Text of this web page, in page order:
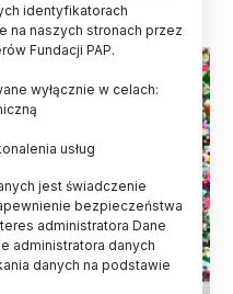
identyfikatorach
na naszych stronach przez
Fundacji PAP.
wyłącznie w celach:
usług
jest świadczenie
bezpieczeństwa
administratora Dane
administratora danych
danych na podstawie